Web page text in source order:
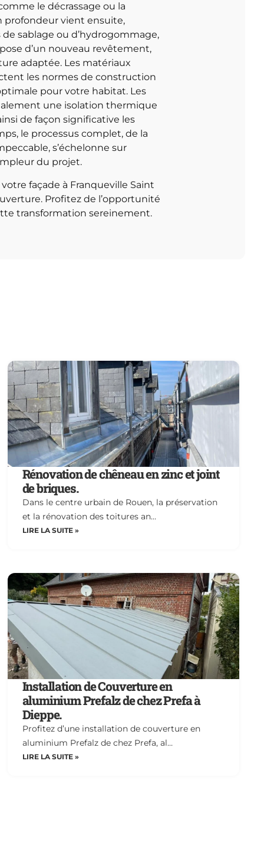
le décrassage ou la
profondeur vient ensuite,
sablage ou d’hydrogommage,
d’un nouveau revêtement,
adaptée. Les matériaux
les normes de construction
pour votre habitat. Les
une isolation thermique
de façon significative les
le processus complet, de la
s’échelonne sur
du projet.
façade à Franqueville Saint
Profitez de l’opportunité
transformation sereinement.
Rénovation de chêneau en zinc et joint
de briques.
Dans le centre urbain de Rouen, la préservation
et la rénovation des toitures an…
LIRE LA SUITE »
Installation de Couverture en
aluminium Prefalz de chez Prefa à
Dieppe.
Profitez d’une installation de couverture en
aluminium Prefalz de chez Prefa, al…
LIRE LA SUITE »